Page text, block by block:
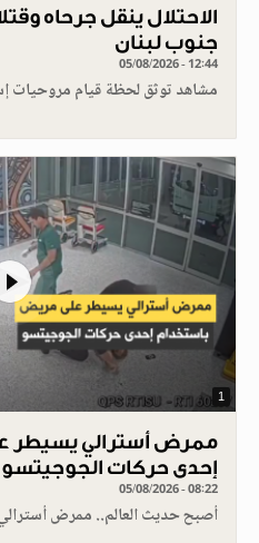
الاحتلال ينقل جرحاه
جنوب لبنان
05/08/2026 - 12:44
مشاهد توثق لحظة قيام مروحيات
1
ممرض أسترالي يسيطر
إحدى حركات الجوجيتسو
05/08/2026 - 08:22
أصبح حديث العالم.. ممرض